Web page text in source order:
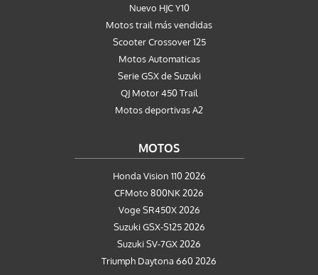
Nuevo HJC Y10
Motos trail más vendidas
Scooter Crossover 125
Motos Automaticas
Serie GSX de Suzuki
QJ Motor 450 Trail
Motos deportivas A2
MOTOS
Honda Vision 110 2026
CFMoto 800NK 2026
Voge SR450X 2026
Suzuki GSX-S125 2026
Suzuki SV-7GX 2026
Triumph Daytona 660 2026